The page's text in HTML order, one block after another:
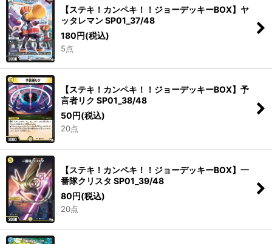
【ステキ！カンペキ！！ジョーデッキーBOX】ヤ
ッタレマン SP01_37/48
180円(税込)
5点
【ステキ！カンペキ！！ジョーデッキーBOX】予
言者リク SP01_38/48
50 円(税込)
20点
【ステキ！カンペキ！！ジョーデッキーBOX】一
番隊クリスタ SP01_39/48
80円(税込)
20点